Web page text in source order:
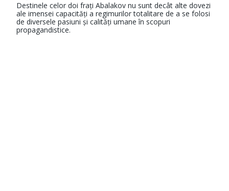
Destinele celor doi frați Abalakov nu sunt decât alte dovezi
ale imensei capacități a regimurilor totalitare de a se folosi
de diversele pasiuni și calități umane în scopuri
propagandistice.